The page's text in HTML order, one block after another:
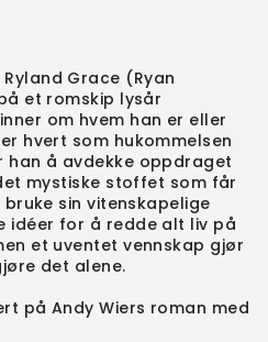
Grace (Ryan
et romskip lysår
om hvem han er eller
hvert som hukommelsen
han å avdekke oppdraget
mystiske stoffet som får
sin vitenskapelige
idéer for å redde alt liv på
et uventet vennskap gjør
det alene.
på Andy Wiers roman med